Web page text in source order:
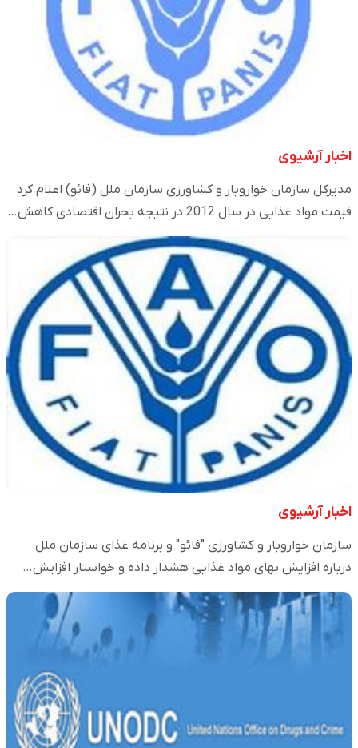
اخبار آرشیوی
مدیرکل سازمان خواروبار و کشاورزی سازمان ملل (فائو) اعلام کرد
قیمت مواد غذایی در سال 2012 در نتیجه بحران اقتصادی کاهش…
اخبار آرشیوی
سازمان خواروبار و کشاورزی "فائو" و برنامه غذای سازمان ملل
درباره افزایش بهای مواد غذایی هشدار داده و خواستار افزایش…